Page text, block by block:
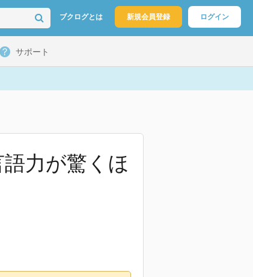
ブクログとは 新規会員登録 ログイン
サポート
力が驚くほ